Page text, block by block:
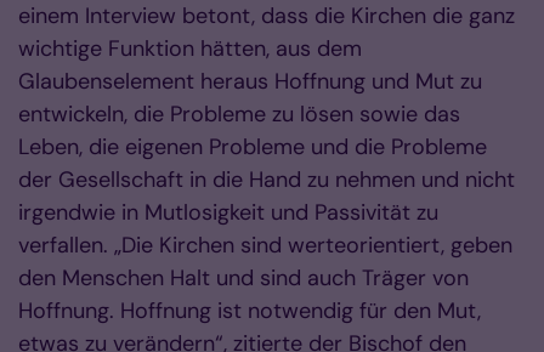
einem Interview betont, dass die Kirchen die ganz
wichtige Funktion hätten, aus dem
Glaubenselement heraus Hoffnung und Mut zu
entwickeln, die Probleme zu lösen sowie das
Leben, die eigenen Probleme und die Probleme
der Gesellschaft in die Hand zu nehmen und nicht
irgendwie in Mutlosigkeit und Passivität zu
verfallen. „Die Kirchen sind werteorientiert, geben
den Menschen Halt und sind auch Träger von
Hoffnung. Hoffnung ist notwendig für den Mut,
etwas zu verändern“, zitierte der Bischof den